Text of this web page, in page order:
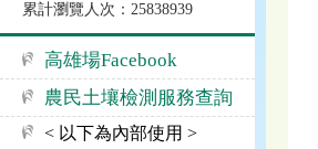
累計瀏覽人次：25838939
高雄場Facebook
農民土壤檢測服務查詢
< 以下為內部使用 >